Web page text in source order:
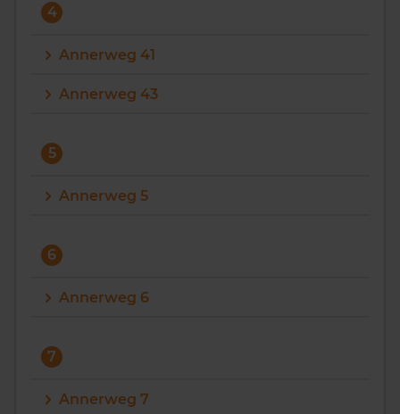
4
Annerweg 41
Annerweg 43
5
Annerweg 5
6
Annerweg 6
7
Annerweg 7